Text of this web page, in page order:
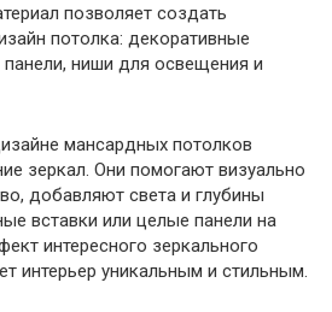
позволяет создать
потолка: декоративные
ниши для освещения и
мансардных потолков
зеркал. Они помогают визуально
добавляют света и глубины
вставки или целые панели на
интересного зеркального
интерьер уникальным и стильным.